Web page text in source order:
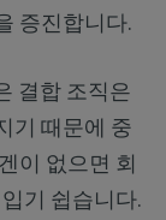
증진합니다.
결합 조직은
기 때문에 중
이 없으면 회
기 쉽습니다.